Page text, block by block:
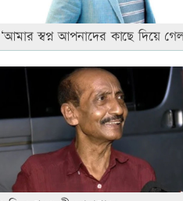
‘আমার স্বপ্ন আপনাদের কাছে দিয়ে